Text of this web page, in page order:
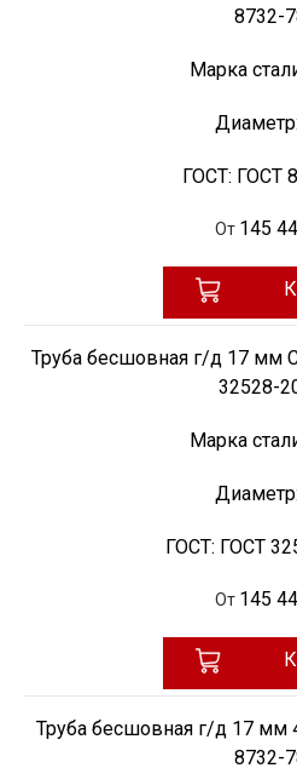
8732-
Марка
Диаметр:
ГОСТ: ГОСТ
От 145
Труба бесшовная г/д 17 мм
32528-
Марка
Диаметр:
ГОСТ: ГОСТ
От 145
Труба бесшовная г/д 17 мм
8732-